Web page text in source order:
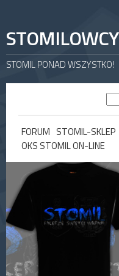
STOMILOWCY
STOMIL PONAD WSZYSTKO!
FORUM STOMIL-SKLEP
OKS STOMIL ON-LINE